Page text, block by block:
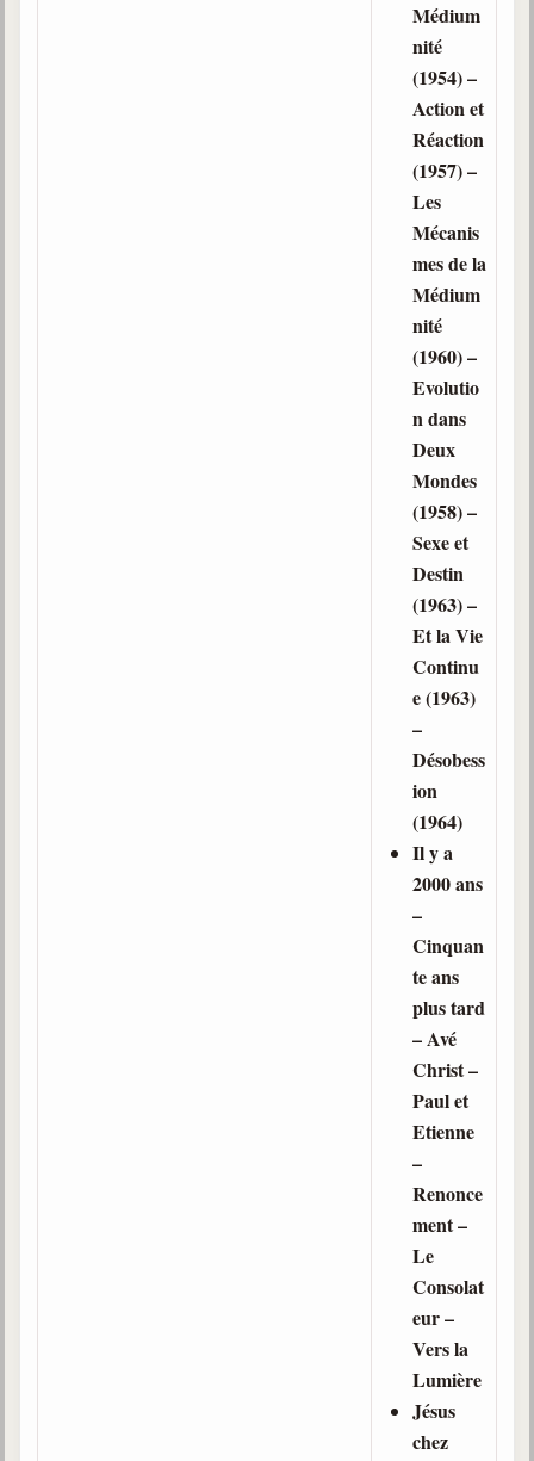
Médium
nité
(1954) –
Action et
Réaction
(1957) –
Les
Mécanis
mes de la
Médium
nité
(1960) –
Evolutio
n dans
Deux
Mondes
(1958) –
Sexe et
Destin
(1963) –
Et la Vie
Continu
e (1963)
–
Désobess
ion
(1964)
Il y a
2000 ans
–
Cinquan
te ans
plus tard
– Avé
Christ –
Paul et
Etienne
–
Renonce
ment –
Le
Consolat
eur –
Vers la
Lumière
Jésus
chez